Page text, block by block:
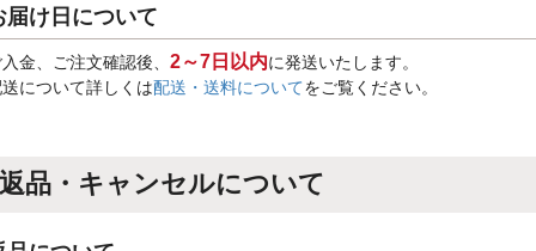
届け日について
金、ご注文確認後、 2～7日以内に発送いたします。
について詳しくは配送・送料についてをご覧ください。
返品・キャンセルについて